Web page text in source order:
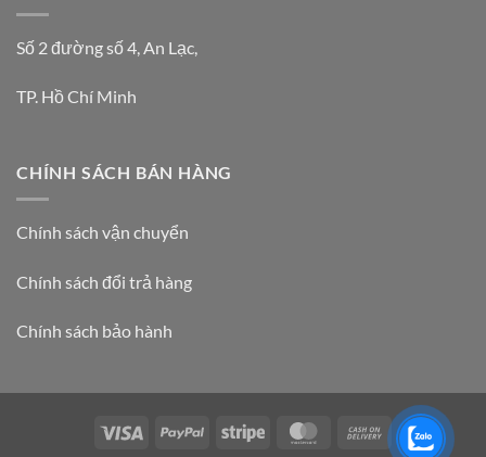
Số 2 đường số 4, An Lạc,
TP. Hồ Chí Minh
CHÍNH SÁCH BÁN HÀNG
Chính sách vận chuyển
Chính sách đổi trả hàng
Chính sách bảo hành
Visa PayPal Stripe MasterCard
Cash